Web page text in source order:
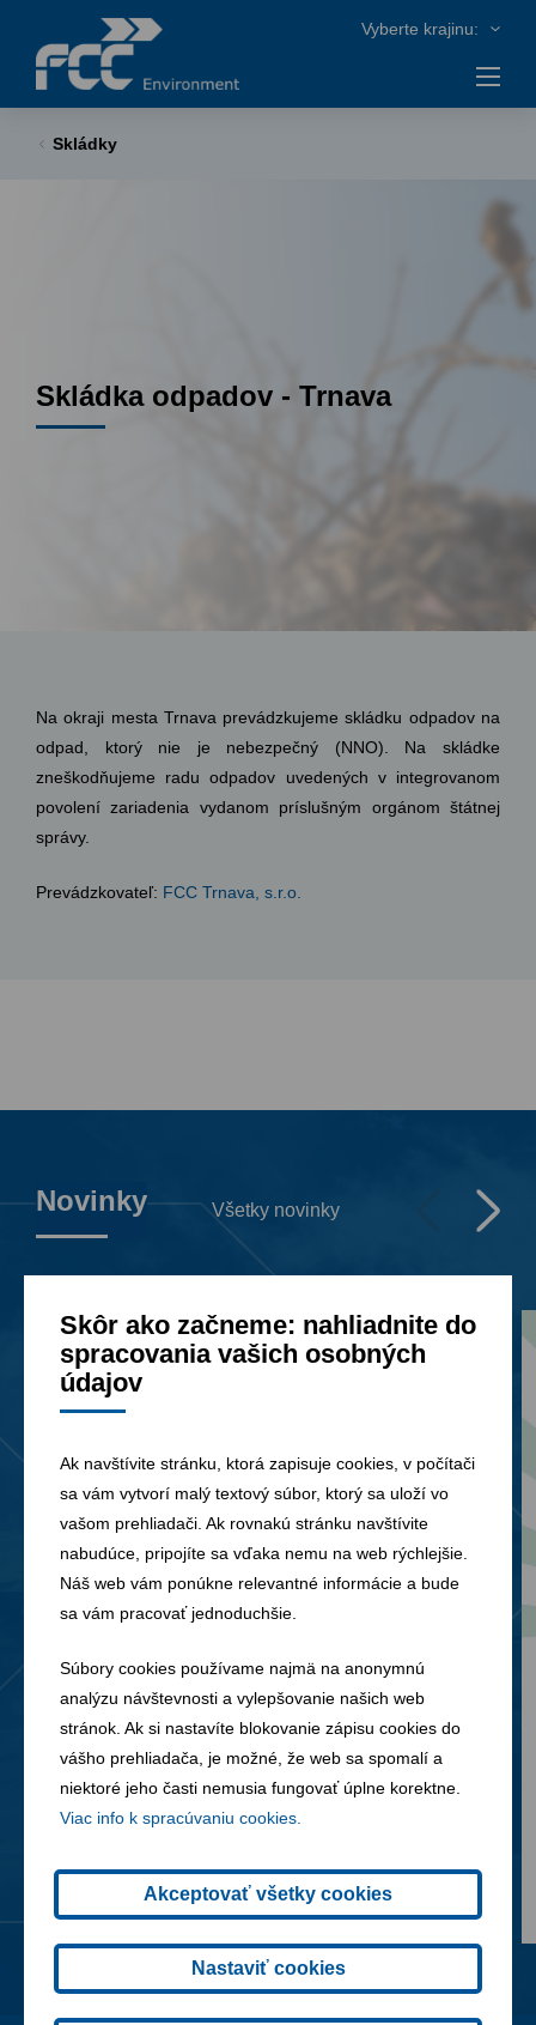
Skôr ako začneme: nahliadnite do
spracovania vašich osobných
údajov
Ak navštívite stránku, ktorá zapisuje cookies, v počítači
sa vám vytvorí malý textový súbor, ktorý sa uloží vo
vašom prehliadači. Ak rovnakú stránku navštívite
nabudúce, pripojíte sa vďaka nemu na web rýchlejšie.
Náš web vám ponúkne relevantné informácie a bude
sa vám pracovať jednoduchšie.
Súbory cookies používame najmä na anonymnú
analýzu návštevnosti a vylepšovanie našich web
stránok. Ak si nastavíte blokovanie zápisu cookies do
vášho prehliadača, je možné, že web sa spomalí a
niektoré jeho časti nemusia fungovať úplne korektne.
Viac info k spracúvaniu cookies.
Akceptovať všetky cookies
Nastaviť cookies
Skládky
Skládka odpadov - Trnava
Na okraji mesta Trnava prevádzkujeme skládku odpadov na
odpad, ktorý nie je nebezpečný (NNO). Na skládke
zneškodňujeme radu odpadov uvedených v integrovanom
povolení zariadenia vydanom príslušným orgánom štátnej
správy.
Prevádzkovateľ: FCC Trnava, s.r.o.
Novinky Všetky novinky
04. 08. 2026
Podiel FCC na tvorbe cirkulárnej
ekonomiky v roku 2025